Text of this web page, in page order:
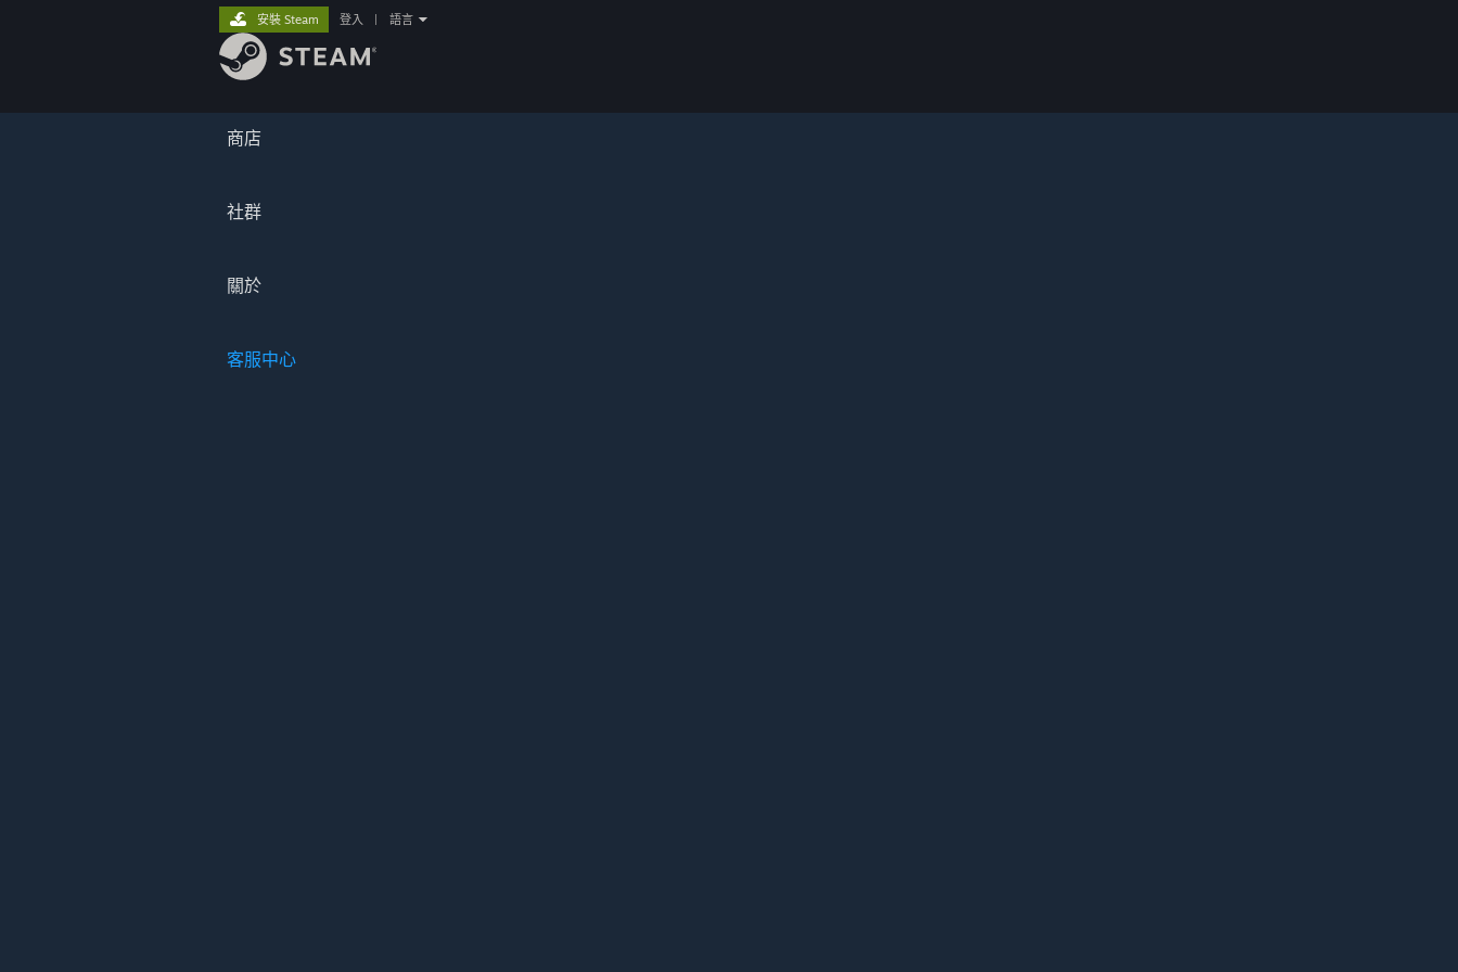
商店
社群
關於
客服中心
安裝 Steam 登入 語言